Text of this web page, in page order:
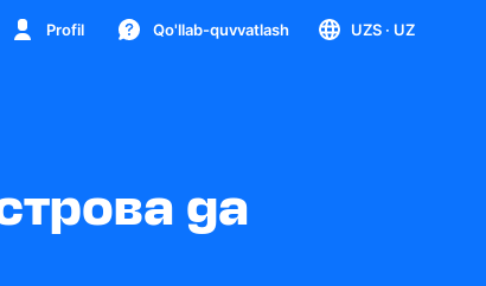
Profil Qo'llab-quvvatlash UZS · UZ
ga